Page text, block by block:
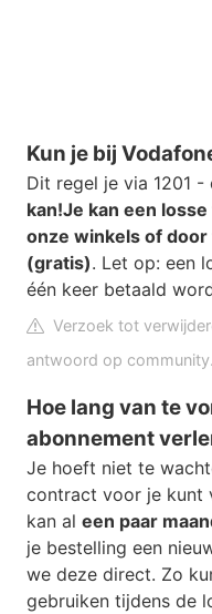
Kun je bij
Dit regel je via 1201
kan!Je kan een
onze winkels of
(gratis). Let op: een
één keer betaald
Verzoek tot
antwoord op
Hoe lang van te
abonnement
Je hoeft niet te
contract voor je kunt
kan al een paar
je bestelling een
we deze direct. Zo
gebruiken tijdens de